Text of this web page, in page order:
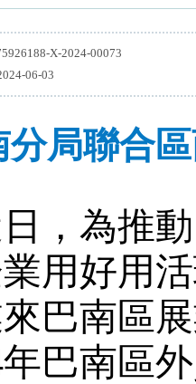
X-2024-00073
06-03
分局聯合
，為推
用好用
巴南區
年巴南區